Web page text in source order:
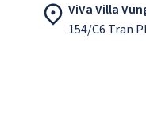
ViVa Villa
154/C6 Tran